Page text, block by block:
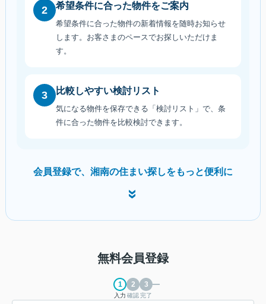
2 希望条件に合った物件をご案内
希望条件に合った物件の新着情報を随時お知らせ
します。お客さまのペースでお探しいただけま
す。
3 比較しやすい検討リスト
気になる物件を保存できる「検討リスト」で、条
件に合った物件を比較検討できます。
会員登録で、湘南の住まい探しをもっと便利に
»
無料会員登録
入力 確認完了